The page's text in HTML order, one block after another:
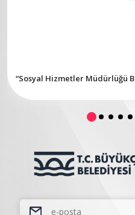
“Sosyal Hizmetler Müdürlüğü